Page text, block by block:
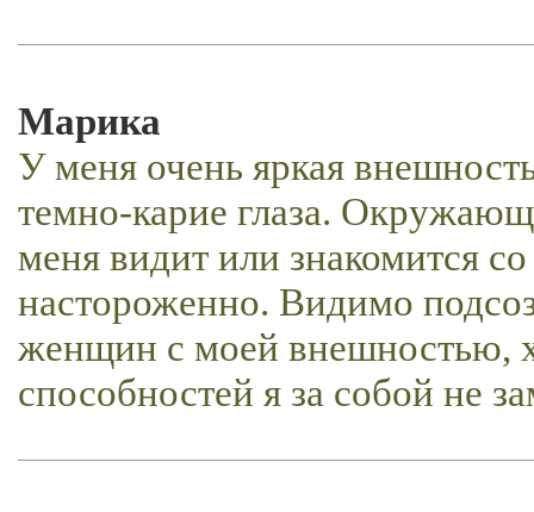
Марика
У меня очень яркая
темно-карие глаза.
меня видит или знакомится
настороженно. Видимо
женщин с моей внешностью,
способностей я за собой не